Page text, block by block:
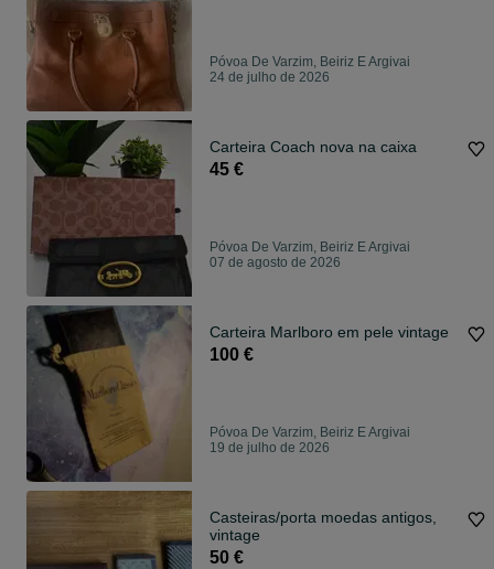
Póvoa De Varzim, Beiriz E Argivai
24 de julho de 2026
Carteira Coach nova na caixa
45 €
Póvoa De Varzim, Beiriz E Argivai
07 de agosto de 2026
Carteira Marlboro em pele vintage
100 €
Póvoa De Varzim, Beiriz E Argivai
19 de julho de 2026
Casteiras/porta moedas antigos,
vintage
50 €